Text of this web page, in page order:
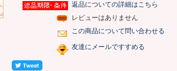
返品についての詳細はこちら
レビューはありません
この商品について問い合わせる
友達にメールですすめる